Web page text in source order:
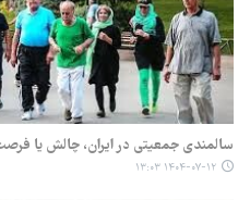
سالمندی جمعیتی در ایران، چالش یا
۱۴۰۴-۰۷-۱۲ ۱۳:۰۳